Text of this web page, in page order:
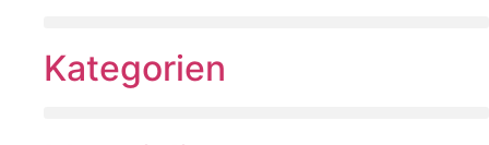
Kategorien